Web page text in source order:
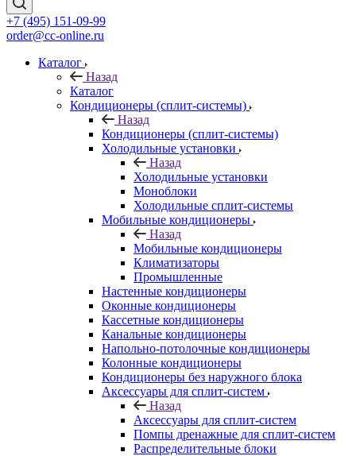
+7 (495) 151-09-99
order@cc-online.ru
Каталог
Назад
Каталог
Кондиционеры (сплит-системы)
Назад
Кондиционеры (сплит-системы)
Холодильные установки
Назад
Холодильные установки
Моноблоки
Холодильные сплит-системы
Мобильные кондиционеры
Назад
Мобильные кондиционеры
Климатизаторы
Промышленные
Настенные кондиционеры
Оконные кондиционеры
Кассетные кондиционеры
Канальные кондиционеры
Напольно-потолочные кондиционеры
Колонные кондиционеры
Кондиционеры без наружного блока
Аксессуары для сплит-систем
Назад
Аксессуары для сплит-систем
Помпы дренажные для сплит-систем
Распределительные блоки